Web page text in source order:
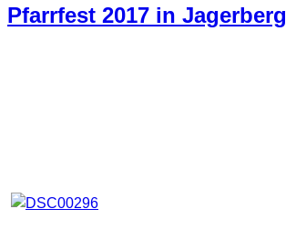
Pfarrfest 2017 in Jagerberg